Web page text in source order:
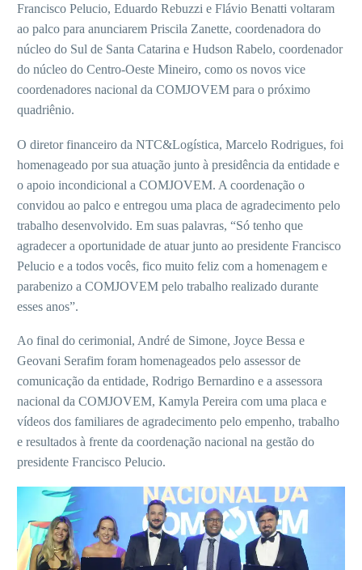
Francisco Pelucio, Eduardo Rebuzzi e Flávio Benatti voltaram
ao palco para anunciarem Priscila Zanette, coordenadora do
núcleo do Sul de Santa Catarina e Hudson Rabelo, coordenador
do núcleo do Centro-Oeste Mineiro, como os novos vice
coordenadores nacional da COMJOVEM para o próximo
quadriênio.
O diretor financeiro da NTC&Logística, Marcelo Rodrigues, foi
homenageado por sua atuação junto à presidência da entidade e
o apoio incondicional a COMJOVEM. A coordenação o
convidou ao palco e entregou uma placa de agradecimento pelo
trabalho desenvolvido. Em suas palavras, “Só tenho que
agradecer a oportunidade de atuar junto ao presidente Francisco
Pelucio e a todos vocês, fico muito feliz com a homenagem e
parabenizo a COMJOVEM pelo trabalho realizado durante
esses anos”.
Ao final do cerimonial, André de Simone, Joyce Bessa e
Geovani Serafim foram homenageados pelo assessor de
comunicação da entidade, Rodrigo Bernardino e a assessora
nacional da COMJOVEM, Kamyla Pereira com uma placa e
vídeos dos familiares de agradecimento pelo empenho, trabalho
e resultados à frente da coordenação nacional na gestão do
presidente Francisco Pelucio.